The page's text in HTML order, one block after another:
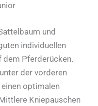
und
individuellen
Pferderücken.
der vorderen
optimalen
Kniepauschen